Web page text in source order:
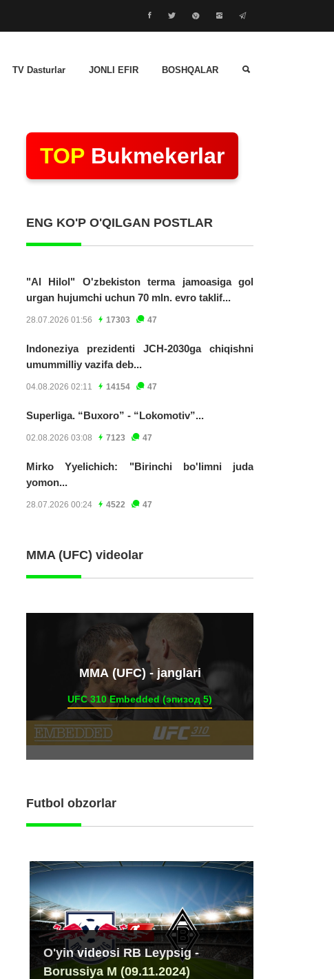
TV Dasturlar JONLI EFIR BOSHQALAR
TOP Bukmekerlar
ENG KO'P O'QILGAN POSTLAR
"Al Hilol" O'zbekiston terma jamoasiga gol
urgan hujumchi uchun 70 mln. evro taklif...
28.07.2026 01:56 17303 47
Indoneziya prezidenti JCH-2030ga chiqishni
umummilliy vazifa deb...
04.08.2026 02:11 14154 47
Superliga. “Buxoro” - “Lokomotiv”...
02.08.2026 03:08 7123 47
Mirko Yyelichich: "Birinchi bo'limni juda
yomon...
28.07.2026 00:24 4522 47
MMA (UFC) videolar
ММА (UFC) - janglari
UFC 310 Embedded (эпизод 5)
Futbol obzorlar
O'yin videosi RB Leypsig -
Borussiya M (09.11.2024)